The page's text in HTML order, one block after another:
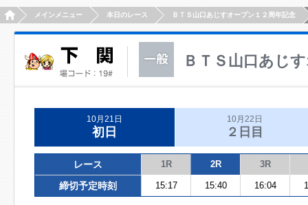
HOMEメインメニュー 本日のレース ＢＴＳ山口あじすオープン１２周年記念
ＢＴＳ山口あじ
10月21日
初日
10月22日
２日目
レース 1R 2R 3R
締切予定時刻 15:17 15:40 16:04